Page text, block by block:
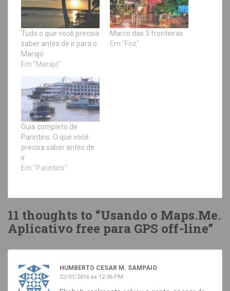
Tudo o que você precisa
saber antes de ir para o
Marajó
Em "Marajó"
Marco das 3 fronteiras
Em "Foz"
Guia completo de
Parintins. O que você
precisa saber antes de
ir
Em "Parintins"
11 thoughts to “Usando o Maps.Me.
Aplicativo free para GPS off-line”
HUMBERTO CESAR M. SAMPAIO
22/01/2016 às 12:36 PM